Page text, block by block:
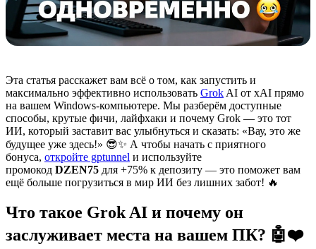
Эта статья расскажет вам всё о том, как запустить и
максимально эффективно использовать Grok AI от xAI прямо
на вашем Windows-компьютере. Мы разберём доступные
способы, крутые фичи, лайфхаки и почему Grok — это тот
ИИ, который заставит вас улыбнуться и сказать: «Вау, это же
будущее уже здесь!» 😎✨ А чтобы начать с приятного
бонуса, откройте gptunnel и используйте
промокод DZEN75 для +75% к депозиту — это поможет вам
ещё больше погрузиться в мир ИИ без лишних забот! 🔥
Что такое Grok AI и почему он
заслуживает места на вашем ПК? 🤖❤️